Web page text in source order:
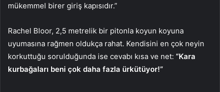
mükemmel birer giriş kapısıdır.”
Rachel Bloor, 2,5 metrelik bir pitonla koyun koyuna
uyumasına rağmen oldukça rahat. Kendisini en çok neyin
korkuttuğu sorulduğunda ise cevabı kısa ve net: “Kara
kurbağaları beni çok daha fazla ürkütüyor!”